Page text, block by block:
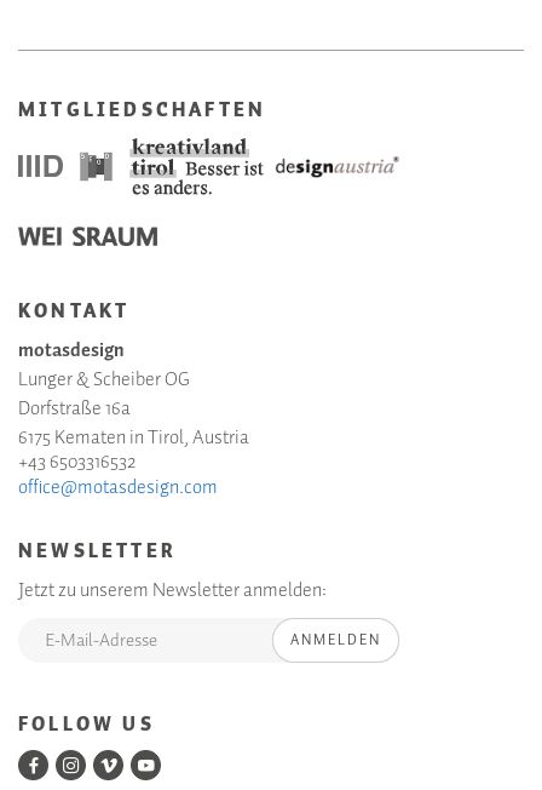
MITGLIEDSCHAFTEN
KONTAKT
motasdesign
Lunger & Scheiber OG
Dorfstraße 16a
6175 Kematen in Tirol, Austria
+43 6503316532
office@motasdesign.com
NEWSLETTER
Jetzt zu unserem Newsletter anmelden:
ANMELDEN
FOLLOW US